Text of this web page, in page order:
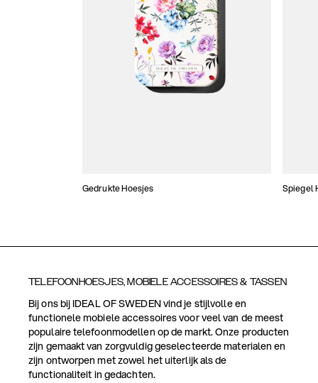
Gedrukte Hoesjes Spiegel
TELEFOONHOESJES, MOBIELE ACCESSOIRES & TASSEN
Bij ons bij IDEAL OF SWEDEN vind je stijlvolle en
functionele mobiele accessoires voor veel van de meest
populaire telefoonmodellen op de markt. Onze producten
zijn gemaakt van zorgvuldig geselecteerde materialen en
zijn ontworpen met zowel het uiterlijk als de
functionaliteit in gedachten.